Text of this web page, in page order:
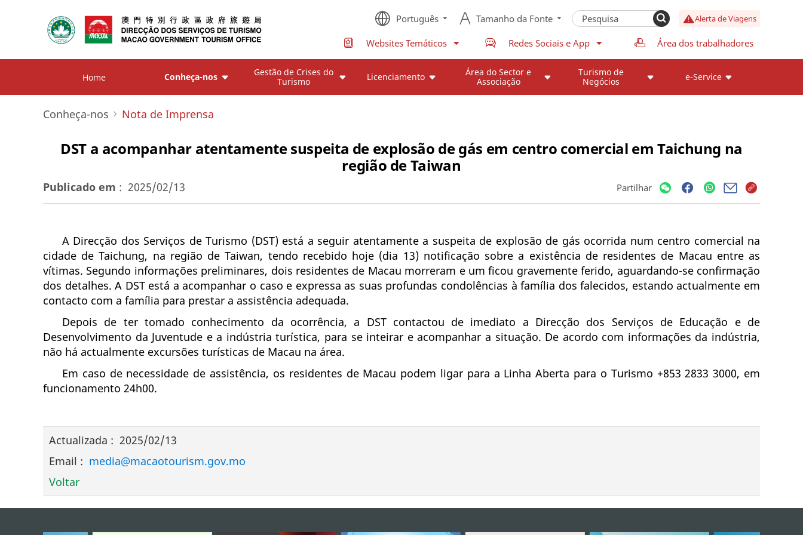
Português Tamanho da Fonte Alerta de Viagens
Websites Temáticos Redes Sociais e App Área dos trabalhadores
Home Conheça-nos
Gestão de Crises do
Turismo
Licenciamento
Área do Sector e
Associação
Turismo de
Negócios
e-Service
Conheça-nos Nota de Imprensa
DST a acompanhar atentamente suspeita de explosão de gás em centro comercial em Taichung na
região de Taiwan
Publicado em : 2025/02/13 Partilhar
A Direcção dos Serviços de Turismo (DST) está a seguir atentamente a suspeita de explosão de gás ocorrida num centro comercial na
cidade de Taichung, na região de Taiwan, tendo recebido hoje (dia 13) notificação sobre a existência de residentes de Macau entre as
vítimas. Segundo informações preliminares, dois residentes de Macau morreram e um ficou gravemente ferido, aguardando-se confirmação
dos detalhes. A DST está a acompanhar o caso e expressa as suas profundas condolências à família dos falecidos, estando actualmente em
contacto com a família para prestar a assistência adequada.
Depois de ter tomado conhecimento da ocorrência, a DST contactou de imediato a Direcção dos Serviços de Educação e de
Desenvolvimento da Juventude e a indústria turística, para se inteirar e acompanhar a situação. De acordo com informações da indústria,
não há actualmente excursões turísticas de Macau na área.
Em caso de necessidade de assistência, os residentes de Macau podem ligar para a Linha Aberta para o Turismo +853 2833 3000, em
funcionamento 24h00.
Actualizada : 2025/02/13
Email : media@macaotourism.gov.mo
Voltar